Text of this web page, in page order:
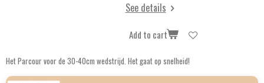
See details
Add to cart
Het Parcour voor de 30-40cm wedstrijd. Het gaat op snelheid!